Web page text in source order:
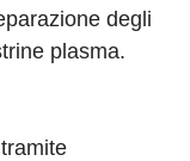
degli
plasma.